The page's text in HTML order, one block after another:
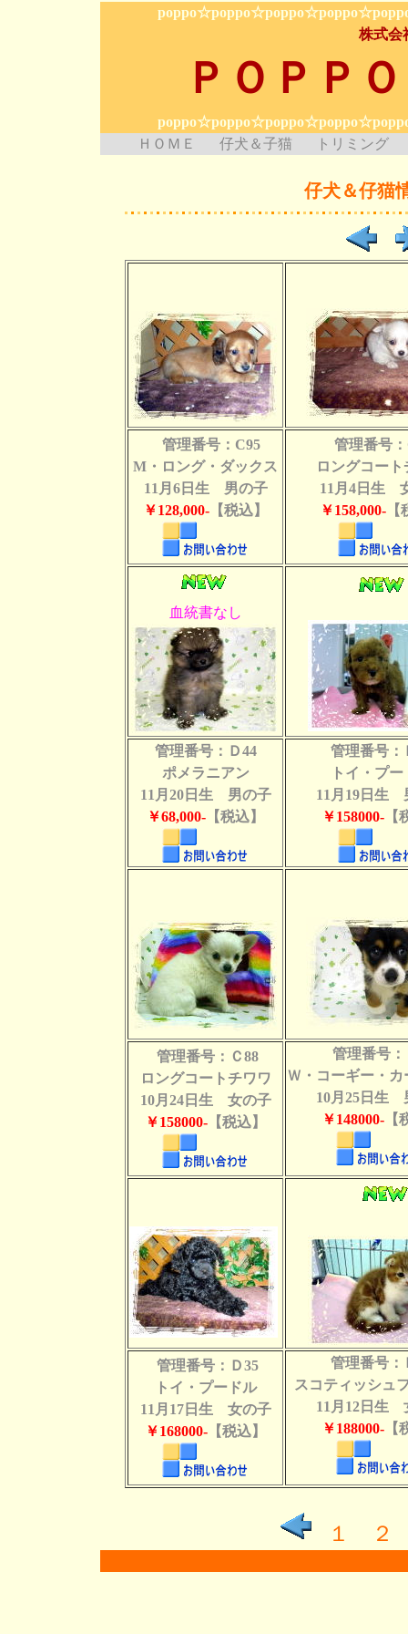
株式
ＰＯＰＰ
ＨＯＭＥ
仔犬＆子猫 トリミング
仔犬＆仔
管理番号：C95
M・ロング・ダックス
11月6日生 男の子
￥128,000- 【税込】
管理番号
ロングコート
11月4日生
￥158,000-【
血統書なし
管理番号：Ｄ44
ポメラニアン
11月20日生 男の子
￥68,000- 【税込】
管理番号：
トイ・プ
11月19日生
￥158000-【
管理番号：Ｃ88
ロングコートチワワ
10月24日生 女の子
￥158000- 【税込】
管理番号：
Ｗ・コーギー・カ
10月25日生
￥148000-【
管理番号：Ｄ35
トイ・プードル
11月17日生 女の子
￥168000- 【税込】
管理番号：
スコティッシュ
11月12日生
￥188000-【
１